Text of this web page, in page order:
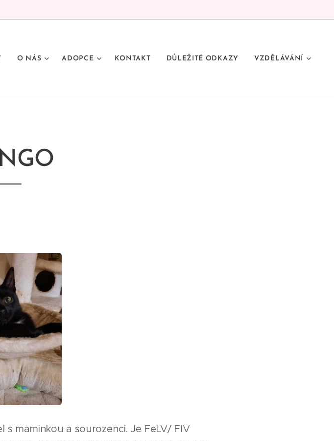
O NÁS ADOPCE KONTAKT DŮLEŽITÉ ODKAZY VZDĚLÁVÁNÍ
s maminkou a sourozenci. Je FeLV/ FIV